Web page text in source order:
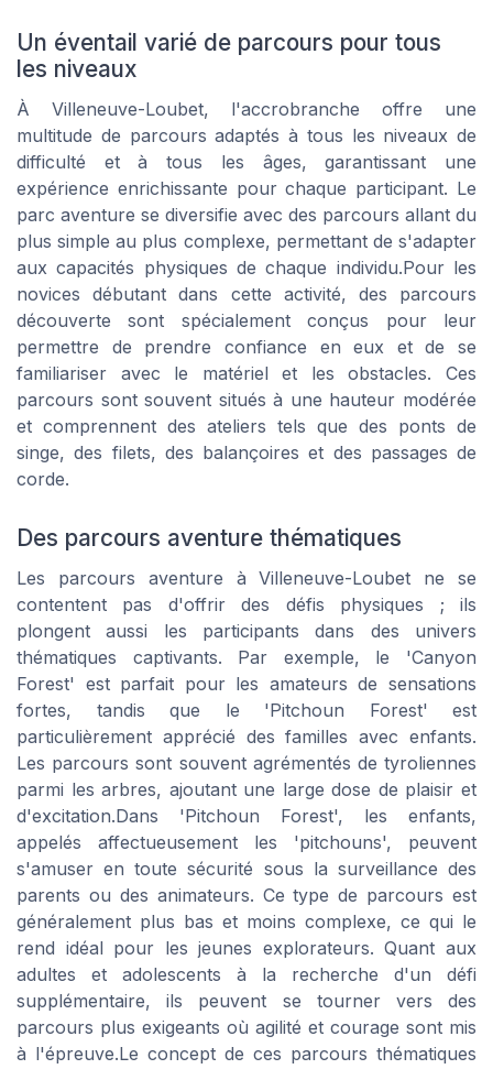
Un éventail varié de parcours pour tous
les niveaux
À Villeneuve-Loubet, l'accrobranche offre une
multitude de parcours adaptés à tous les niveaux de
difficulté et à tous les âges, garantissant une
expérience enrichissante pour chaque participant. Le
parc aventure se diversifie avec des parcours allant du
plus simple au plus complexe, permettant de s'adapter
aux capacités physiques de chaque individu.Pour les
novices débutant dans cette activité, des parcours
découverte sont spécialement conçus pour leur
permettre de prendre confiance en eux et de se
familiariser avec le matériel et les obstacles. Ces
parcours sont souvent situés à une hauteur modérée
et comprennent des ateliers tels que des ponts de
singe, des filets, des balançoires et des passages de
corde.
Des parcours aventure thématiques
Les parcours aventure à Villeneuve-Loubet ne se
contentent pas d'offrir des défis physiques ; ils
plongent aussi les participants dans des univers
thématiques captivants. Par exemple, le 'Canyon
Forest' est parfait pour les amateurs de sensations
fortes, tandis que le 'Pitchoun Forest' est
particulièrement apprécié des familles avec enfants.
Les parcours sont souvent agrémentés de tyroliennes
parmi les arbres, ajoutant une large dose de plaisir et
d'excitation.Dans 'Pitchoun Forest', les enfants,
appelés affectueusement les 'pitchouns', peuvent
s'amuser en toute sécurité sous la surveillance des
parents ou des animateurs. Ce type de parcours est
généralement plus bas et moins complexe, ce qui le
rend idéal pour les jeunes explorateurs. Quant aux
adultes et adolescents à la recherche d'un défi
supplémentaire, ils peuvent se tourner vers des
parcours plus exigeants où agilité et courage sont mis
à l'épreuve.Le concept de ces parcours thématiques